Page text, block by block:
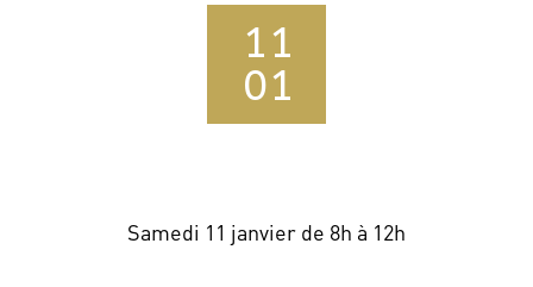
11
01
Samedi 11 janvier de 8h à 12h